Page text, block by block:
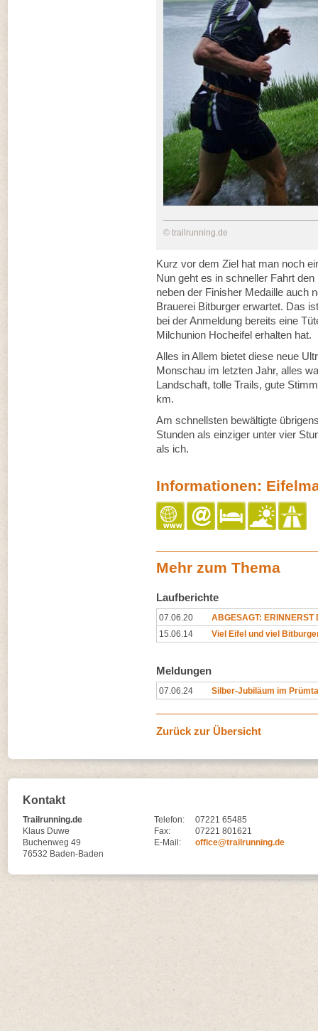
© trailrunning.de
Kurz vor dem Ziel hat man noch
Nun geht es in schneller Fahrt
neben der Finisher Medaille auch
Brauerei Bitburger erwartet. Das
bei der Anmeldung bereits eine
Milchunion Hocheifel erhalten hat.
Alles in Allem bietet diese neue
Monschau im letzten Jahr, alles
Landschaft, tolle Trails, gute
km.
Am schnellsten bewältigte
Stunden als einziger unter vier
als ich.
Informationen:
Mehr zum Thema
Laufberichte
07.06.20
ABGESAGT: ERINNERST
15.06.14
Viel Eifel und viel
Meldungen
07.06.24 Silber-Jubiläum im
Zurück zur Übersicht
Kontakt
Trailrunning.de
Klaus Duwe
Buchenweg 49
76532 Baden-Baden
Telefon:
07221 65485
Fax:
07221 801621
E-Mail:
office@trailrunning.de